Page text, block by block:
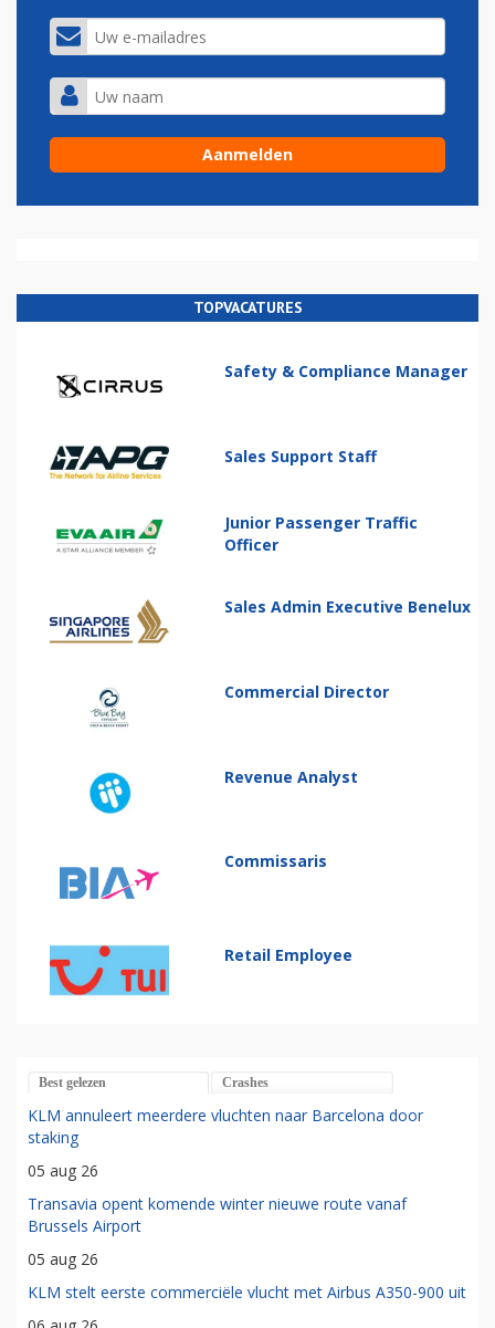
TOPVACATURES
Safety & Compliance Manager
Sales Support Staff
Junior Passenger Traffic
Officer
Sales Admin Executive Benelux
Commercial Director
Revenue Analyst
Commissaris
Retail Employee
Best gelezen Crashes
KLM annuleert meerdere vluchten naar Barcelona door
staking
05 aug 26
Transavia opent komende winter nieuwe route vanaf
Brussels Airport
05 aug 26
KLM stelt eerste commerciële vlucht met Airbus A350-900 uit